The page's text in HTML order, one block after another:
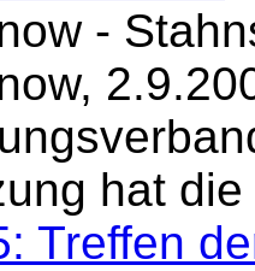
-
hat die
Treffen